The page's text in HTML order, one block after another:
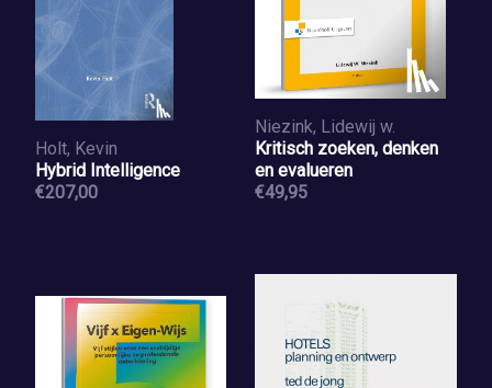
Holt, Kevin
Hybrid Intelligence
€207,00
Niezink, Lidewij w.
Kritisch zoeken, denken
en evalueren
€49,95